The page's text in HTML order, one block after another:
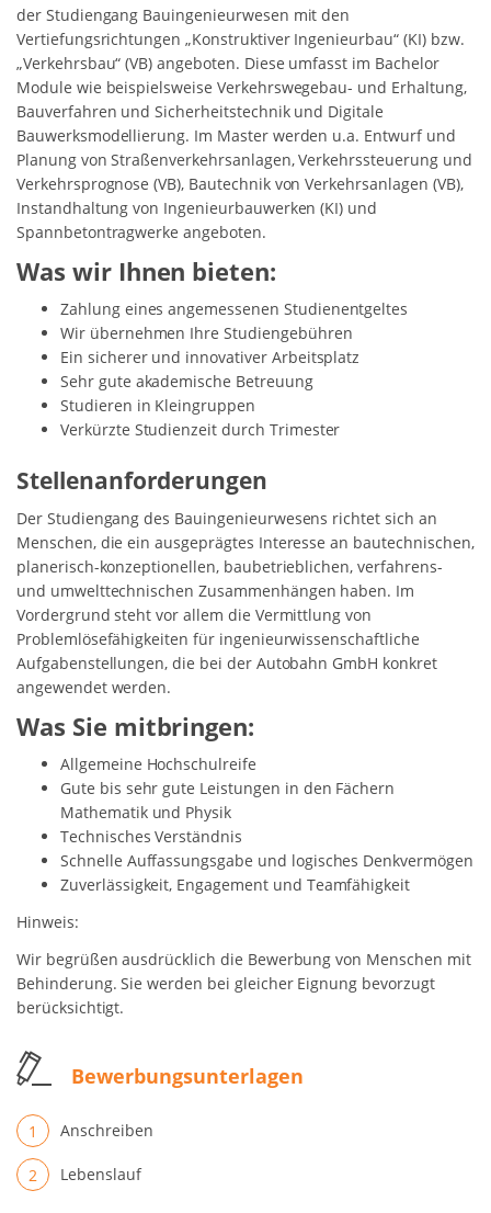
der Studiengang Bauingenieurwesen mit den
Vertiefungsrichtungen „Konstruktiver Ingenieurbau“ (KI) bzw.
„Verkehrsbau“ (VB) angeboten. Diese umfasst im Bachelor
Module wie beispielsweise Verkehrswegebau- und Erhaltung,
Bauverfahren und Sicherheitstechnik und Digitale
Bauwerksmodellierung. Im Master werden u.a. Entwurf und
Planung von Straßenverkehrsanlagen, Verkehrssteuerung und
Verkehrsprognose (VB), Bautechnik von Verkehrsanlagen (VB),
Instandhaltung von Ingenieurbauwerken (KI) und
Spannbetontragwerke angeboten.
Was wir Ihnen bieten:
Zahlung eines angemessenen Studienentgeltes
Wir übernehmen Ihre Studiengebühren
Ein sicherer und innovativer Arbeitsplatz
Sehr gute akademische Betreuung
Studieren in Kleingruppen
Verkürzte Studienzeit durch Trimester
Stellenanforderungen
Der Studiengang des Bauingenieurwesens richtet sich an
Menschen, die ein ausgeprägtes Interesse an bautechnischen,
planerisch-konzeptionellen, baubetrieblichen, verfahrens-
und umwelttechnischen Zusammenhängen haben. Im
Vordergrund steht vor allem die Vermittlung von
Problemlösefähigkeiten für ingenieurwissenschaftliche
Aufgabenstellungen, die bei der Autobahn GmbH konkret
angewendet werden.
Was Sie mitbringen:
Allgemeine Hochschulreife
Gute bis sehr gute Leistungen in den Fächern
Mathematik und Physik
Technisches Verständnis
Schnelle Auffassungsgabe und logisches Denkvermögen
Zuverlässigkeit, Engagement und Teamfähigkeit
Hinweis:
Wir begrüßen ausdrücklich die Bewerbung von Menschen mit
Behinderung. Sie werden bei gleicher Eignung bevorzugt
berücksichtigt.
Bewerbungsunterlagen
Anschreiben
Lebenslauf